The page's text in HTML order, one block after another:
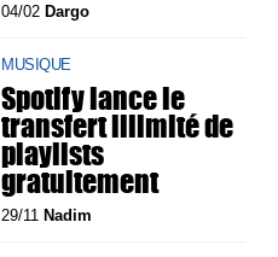
04/02 Dargo
MUSIQUE
Spotify lance le
transfert illimité de
playlists
gratuitement
29/11 Nadim